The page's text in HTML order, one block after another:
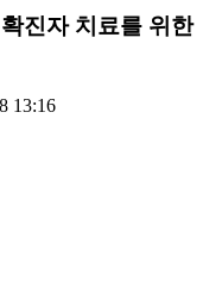
진자 치료를 위한
13:16